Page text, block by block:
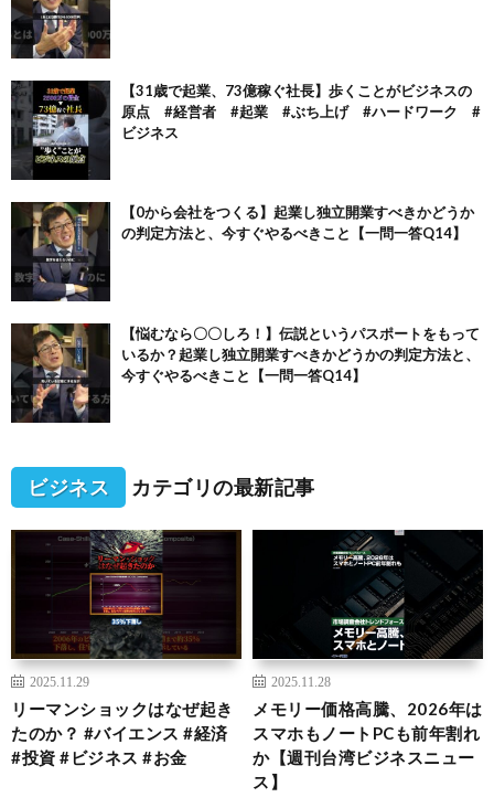
【31歳で起業、73億稼ぐ社長】歩くことがビジネスの
原点 #経営者 #起業 #ぶち上げ #ハードワーク #
ビジネス
【0から会社をつくる】起業し独立開業すべきかどうか
の判定方法と、今すぐやるべきこと【一問一答Q14】
【悩むなら〇〇しろ！】伝説というパスポートをもって
いるか？起業し独立開業すべきかどうかの判定方法と、
今すぐやるべきこと【一問一答Q14】
ビジネス カテゴリの最新記事
2025.11.29
リーマンショックはなぜ起き
たのか？ #バイエンス #経済
#投資 #ビジネス #お金
2025.11.28
メモリー価格高騰、2026年は
スマホもノートPCも前年割れ
か【週刊台湾ビジネスニュー
ス】